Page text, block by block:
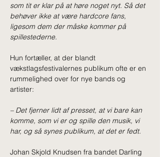
som tit er klar på at høre noget nyt. Så det
behøver ikke at være hardcore fans,
ligesom dem der måske kommer på
spillestederne.
Hun fortæller, at der blandt
vækstlagsfestivalernes publikum ofte er en
rummelighed over for nye bands og
artister:
– Det fjerner lidt af presset, at vi bare kan
komme, som vi er og spille den musik, vi
har, og så synes publikum, at det er fedt.
Johan Skjold Knudsen fra bandet Darling